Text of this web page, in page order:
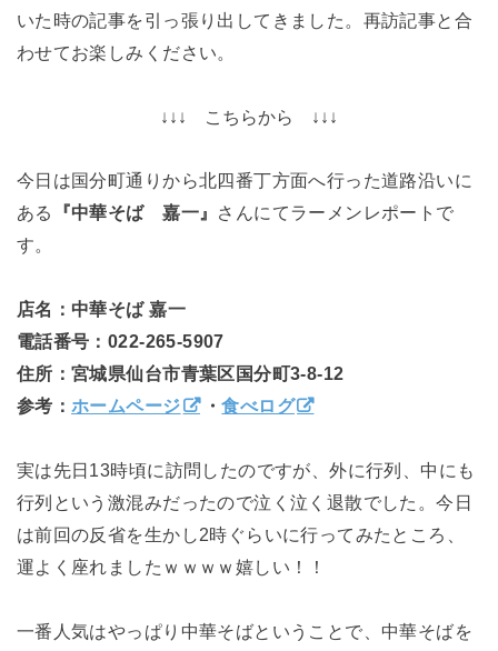
いた時の記事を引っ張り出してきました。再訪記事と合
わせてお楽しみください。
↓↓↓ こちらから ↓↓↓
今日は国分町通りから北四番丁方面へ行った道路沿いに
ある
『中華そば 嘉一』 さんにてラーメンレポートで
す。
店名：中華そば 嘉一
電話番号：022-265-5907
住所：宮城県仙台市青葉区国分町3-8-12
参考：ホームページ ・食べログ
実は先日13時頃に訪問したのですが、外に行列、中にも
行列という激混みだったので泣く泣く退散でした。今日
は前回の反省を生かし2時ぐらいに行ってみたところ、
運よく座れましたｗｗｗｗ嬉しい！！
一番人気はやっぱり中華そばということで、中華そばを